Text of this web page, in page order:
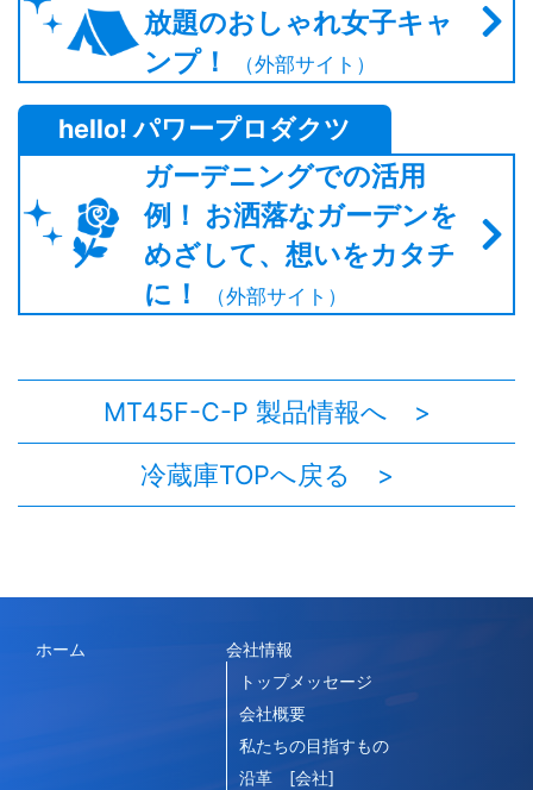
放題のおしゃれ女子キャ
ンプ！
（外部サイト）
hello! パワープロダクツ
ガーデニングでの活用
例！ お洒落なガーデンを
めざして、想いをカタチ
に！
（外部サイト）
MT45F-C-P 製品情報へ >
冷蔵庫TOPへ戻る >
ホーム
会社情報
トップメッセージ
会社概要
私たちの目指すもの
沿革 [会社]